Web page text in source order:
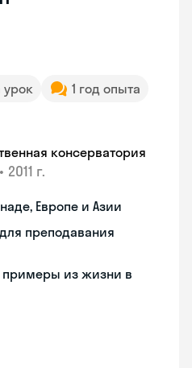
урок
1 год опыта
консерватория
• 2011 г.
Европе и Азии
преподавания
примеры из жизни в